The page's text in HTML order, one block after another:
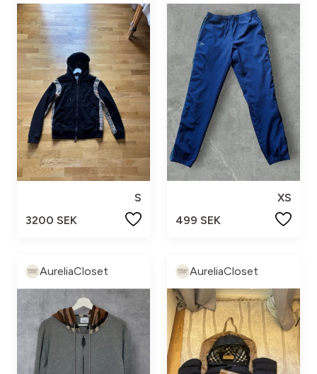
S
3200 SEK
XS
499 SEK
AureliaCloset AureliaCloset